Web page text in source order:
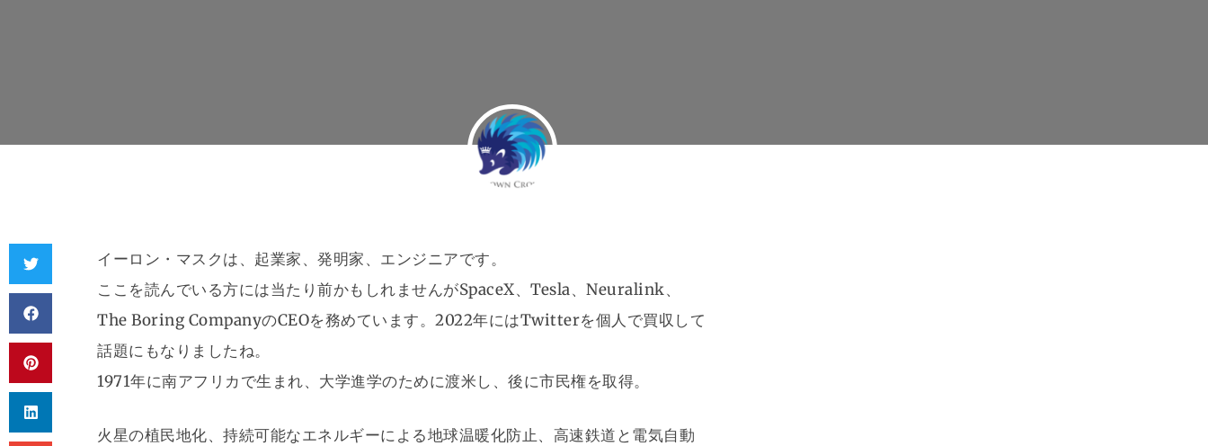
イーロン・マスクは、起業家、発明家、エンジニアです。
ここを読んでいる方には当たり前かもしれませんがSpaceX、Tesla、Neuralink、
The Boring CompanyのCEOを務めています。2022年にはTwitterを個人で買収して
話題にもなりましたね。
1971年に南アフリカで生まれ、大学進学のために渡米し、後に市民権を取得。
火星の植民地化、持続可能なエネルギーによる地球温暖化防止、高速鉄道と電気自動